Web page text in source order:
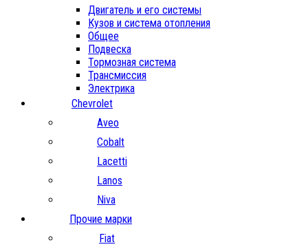
Двигатель и его системы
Кузов и система отопления
Общее
Подвеска
Тормозная система
Трансмиссия
Электрика
Chevrolet
Aveo
Cobalt
Lacetti
Lanos
Niva
Прочие марки
Fiat